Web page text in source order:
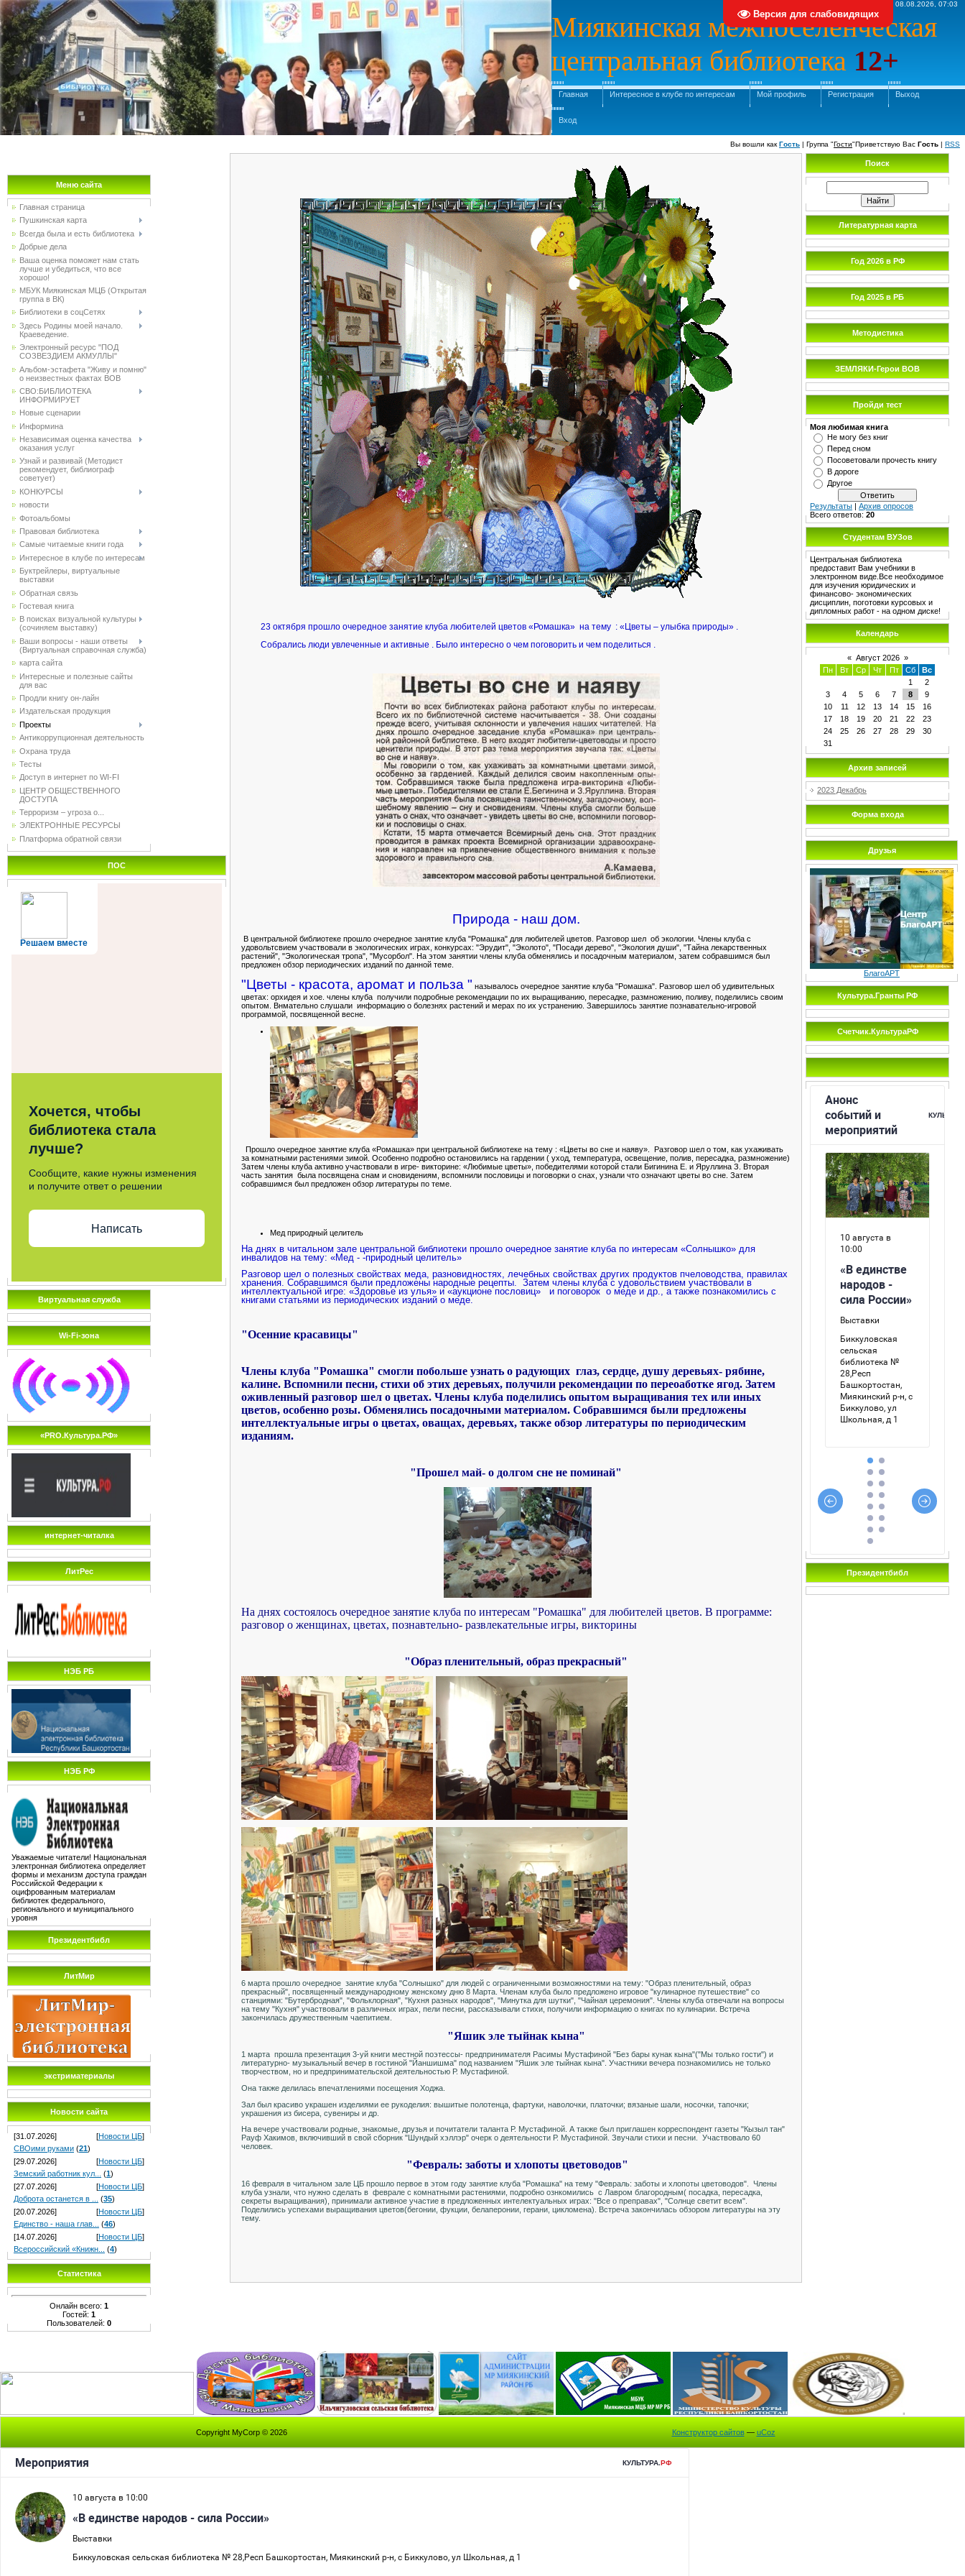
Версия для слабовидящих
Суббота, 08.08.2026, 07:03
Миякинская межпоселенческая
центральная библиотека 12+
Главная Интересное в клубе по интересам Мой профиль Регистрация Выход
Вход
Вы вошли как Гость | Группа "Гости"Приветствую Вас Гость | RSS
Меню сайта
Главная страница
Пушкинская карта
Всегда была и есть библиотека
Добрые дела
Ваша оценка поможет нам стать
лучше и убедиться, что все
хорошо!
МБУК Миякинская МЦБ (Открытая
группа в ВК)
Библиотеки в соцСетях
Здесь Родины моей начало.
Краеведение.
Электронный ресурс "ПОД
СОЗВЕЗДИЕМ АКМУЛЛЫ"
Альбом-эстафета "Живу и помню"
о неизвестных фактах ВОВ
СВО:БИБЛИОТЕКА
ИНФОРМИРУЕТ
Новые сценарии
Информина
Независимая оценка качества
оказания услуг
Узнай и развивай (Методист
рекомендует, библиограф
советует)
КОНКУРСЫ
новости
Фотоальбомы
Правовая библиотека
Самые читаемые книги года
Интересное в клубе по интересам
Буктрейлеры, виртуальные
выставки
Обратная связь
Гостевая книга
В поисках визуальной культуры
(сочиняем выставку)
Ваши вопросы - наши ответы
(Виртуальная справочная служба)
карта сайта
Интересные и полезные сайты
для вас
Продли книгу он-лайн
Издательская продукция
Проекты
Антикоррупционная деятельность
Охрана труда
Тесты
Доступ в интернет по WI-FI
ЦЕНТР ОБЩЕСТВЕННОГО
ДОСТУПА
Терроризм – угроза о...
ЭЛЕКТРОННЫЕ РЕСУРСЫ
Платформа обратной связи
ПОС
Решаем вместе
Хочется, чтобы
библиотека стала
лучше?
Сообщите, какие нужны изменения
и получите ответ о решении
Написать
Виртуальная служба
Wi-Fi-зона
«PRO.Культура.РФ»
интернет-читалка
ЛитРес
НЭБ РБ
НЭБ РФ
Уважаемые читатели! Национальная
электронная библиотека определяет
формы и механизм доступа граждан
Российской Федерации к
оцифрованным материалам
библиотек федерального,
регионального и муниципального
уровня
Президентбибл
ЛитМир
экстриматериалы
Новости сайта
[31.07.2026] [Новости ЦБ]
СВОими руками (21)
[29.07.2026]
[Новости ЦБ]
Земский работник кул...
(1)
[27.07.2026]
[Новости ЦБ]
Доброта останется в ...
(35)
[20.07.2026]
[Новости ЦБ]
Единство - наша глав...
(46)
[14.07.2026]
[Новости ЦБ]
Всероссийский «Книжн...
(4)
Статистика
Онлайн всего: 1
Гостей: 1
Пользователей: 0
23 октября прошло очередное занятие клуба любителей цветов «Ромашка» на тему : «Цветы – улыбка природы» .
Собрались люди увлеченные и активные . Было интересно о чем поговорить и чем поделиться .
Природа - наш дом.
В центральной библиотеке прошло очередное занятие клуба "Ромашка" для любителей цветов. Разговор шел об экологии. Члены клуба с
удовольтсвием участвовали в экологических играх, конкурсах: "Эрудит", "Эколото", "Посади дерево", "Экология души", "Тайна лекарственных
растений", "Экологическая тропа", "Мусорбол". На этом занятии члены клуба обменялись и посадочным материалом, затем собравшимся был
предложен обзор периодических изданий по данной теме.
"Цветы - красота, аромат и польза " называлось очередное занятие клуба "Ромашка". Разговор шел об удивительных
цветах: орхидея и хое. члены клуба получили подробные рекомендации по их выращиванию, пересадке, размножению, поливу, поделились своим
опытом. Внмательно слушали информацию о болезнях растений и мерах по их устранению. Завершилось занятие познавательно-игровой
программой, посвященной весне.
Прошло очередное занятие клуба «Ромашка» при центральной библиотеке на тему : «Цветы во сне и наяву».
Разговор шел о том, как ухаживать
за комнатными растениями зимой. Особенно подробно остановились на гардении ( уход, температура, освещение, полив, пересадка, размножение)
Затем члены клуба активно участвовали в игре- викторине: «Любимые цветы», победителями которой стали Бигинина Е. и Яруллина З. Вторая
часть занятия была посвящена снам и сновидениям, вспомнили пословицы и поговорки о снах, узнали что означают цветы во сне. Затем
собравшимся был предложен обзор литературы по теме.
Мед природный целитель
На днях в читальном зале центральной библиотеки прошло очередное занятие клуба по интересам «Солнышко» для
инвалидов на тему: «Мед - -природный целитель»
Разговор шел о полезных свойствах меда, разновидностях, лечебных свойствах других продуктов пчеловодства, правилах
хранения. Собравшимся были предложены народные рецепты.
Затем члены клуба с удовольствием участвовали в
интеллектуальной игре: «Здоровье из улья» и «аукционе пословиц»
и поговорок о меде и др., а также познакомились с
книгами статьями из периодических изданий о меде.
"Осенние красавицы"
Члены клуба "Ромашка" смогли побольше узнать о радующих глаз, сердце, душу деревьях- рябине,
калине. Вспомнили песни, стихи об этих деревьях, получили рекомендации по переоаботке ягод. Затем
оживленный разговор шел о цветах. Члены клуба поделились опытом выращивания тех или иных
цветов, особенно розы. Обменялись посадочными материалом. Собравшимся были предложены
интеллектуальные игры о цветах, оващах, деревьях, также обзор литературы по периодическим
изданиям.
"Прошел май- о долгом сне не поминай"
На днях состоялось очередное занятие клуба по интересам "Ромашка" для любителей цветов. В программе:
разговор о женщинах, цветах, познавтельно- развлекательные игры, викторины
"Образ пленительный, образ прекрасный"
6 марта прошло очередное занятие клуба "Солнышко" для людей с ограниченными возможностями на тему: "Образ пленительный, образ
прекрасный", посвященный международному женскому дню 8 Марта. Членам клуба было предложено игровое "кулинарное путешествие" со
станциями: "Бутербродная", "Фольклорная", "Кухня разных народов", "Минутка для шутки", "Чайная церемония". Члены клуба отвечали на вопросы
на тему "Кухня" участвовали в различных играх, пели песни, рассказывали стихи, получили информацию о книгах по кулинарии. Встреча
закончилась дружественным чаепитием.
"Яшик эле тыйнак кына"
1 марта прошла презентация 3-уй книги местной поэтессы- предпринимателя Расимы Мустафиной "Без бары кунак кына"("Мы только гости") и
литературно- музыкальный вечер в гостиной "Йаншишма" под названием "Яшик эле тыйнак кына". Участники вечера познакомились не только
творчеством, но и предпринимательской деятельностью Р. Мустафиной.
Она также делилась впечатлениями посещения Ходжа.
Зал был красиво украшен изделиями ее рукоделия: вышитые полотенца, фартуки, наволочки, платочки; вязаные шали, носочки, тапочки;
украшения из бисера, сувениры и др.
На вечере участвовали родные, знакомые, друзья и почитатели таланта Р. Мустафиной. А также был приглашен корреспондент газеты "Кызыл тан"
Рауф Хакимов, включивший в свой сборник "Шундый хэллэр" очерк о деятельности Р. Мустафиной. Звучали стихи и песни. Участвовало 60
человек.
"Февраль: заботы и хлопоты цветоводов"
16 февраля в читальном зале ЦБ прошло первое в этом году занятие клуба "Ромашка" на тему "Февраль: заботы и хлопоты цветоводов". Члены
клуба узнали, что нужно сделать в феврале с комнатными растениями, подробно ознкомились с Лавром благородным( посадка, пересадка,
секреты выращивания), принимали активное участие в предложенных интелектуальных играх: "Все о преправах", "Солнце светит всем".
Поделились успехами выращивания цветов(бегонии, фукции, белаперонии, герани, цикломена). Встреча закончилась обзором литературы на эту
тему.
Поиск
Литературная карта
Год 2026 в РФ
Год 2025 в РБ
Методистика
ЗЕМЛЯКИ-Герои ВОВ
Пройди тест
Моя любимая книга
Не могу без книг
Перед сном
Посоветовали прочесть книгу
В дороге
Другое
Результаты | Архив опросов
Всего ответов: 20
Студентам ВУЗов
Центральная библиотека
предоставит Вам учебники в
электронном виде.Все необходимое
для изучения юридических и
финансово- экономических
дисциплин, поготовки курсовых и
дипломных работ - на одном диске!
Календарь
« Август 2026 »
Пн
Вт Ср Чт Пт Сб
Вс
1
2
3
4 5 6 7 8
9
10
11 12 13 14 15
16
17
18 19 20 21 22
23
24
25 26 27 28 29
30
31
Архив записей
2023 Декабрь
Форма входа
Друзья
БлагоАРТ
Культура.Гранты РФ
Счетчик.КультураРФ
Президентбибл
Copyright MyCorp © 2026 Конструктор сайтов— uCoz